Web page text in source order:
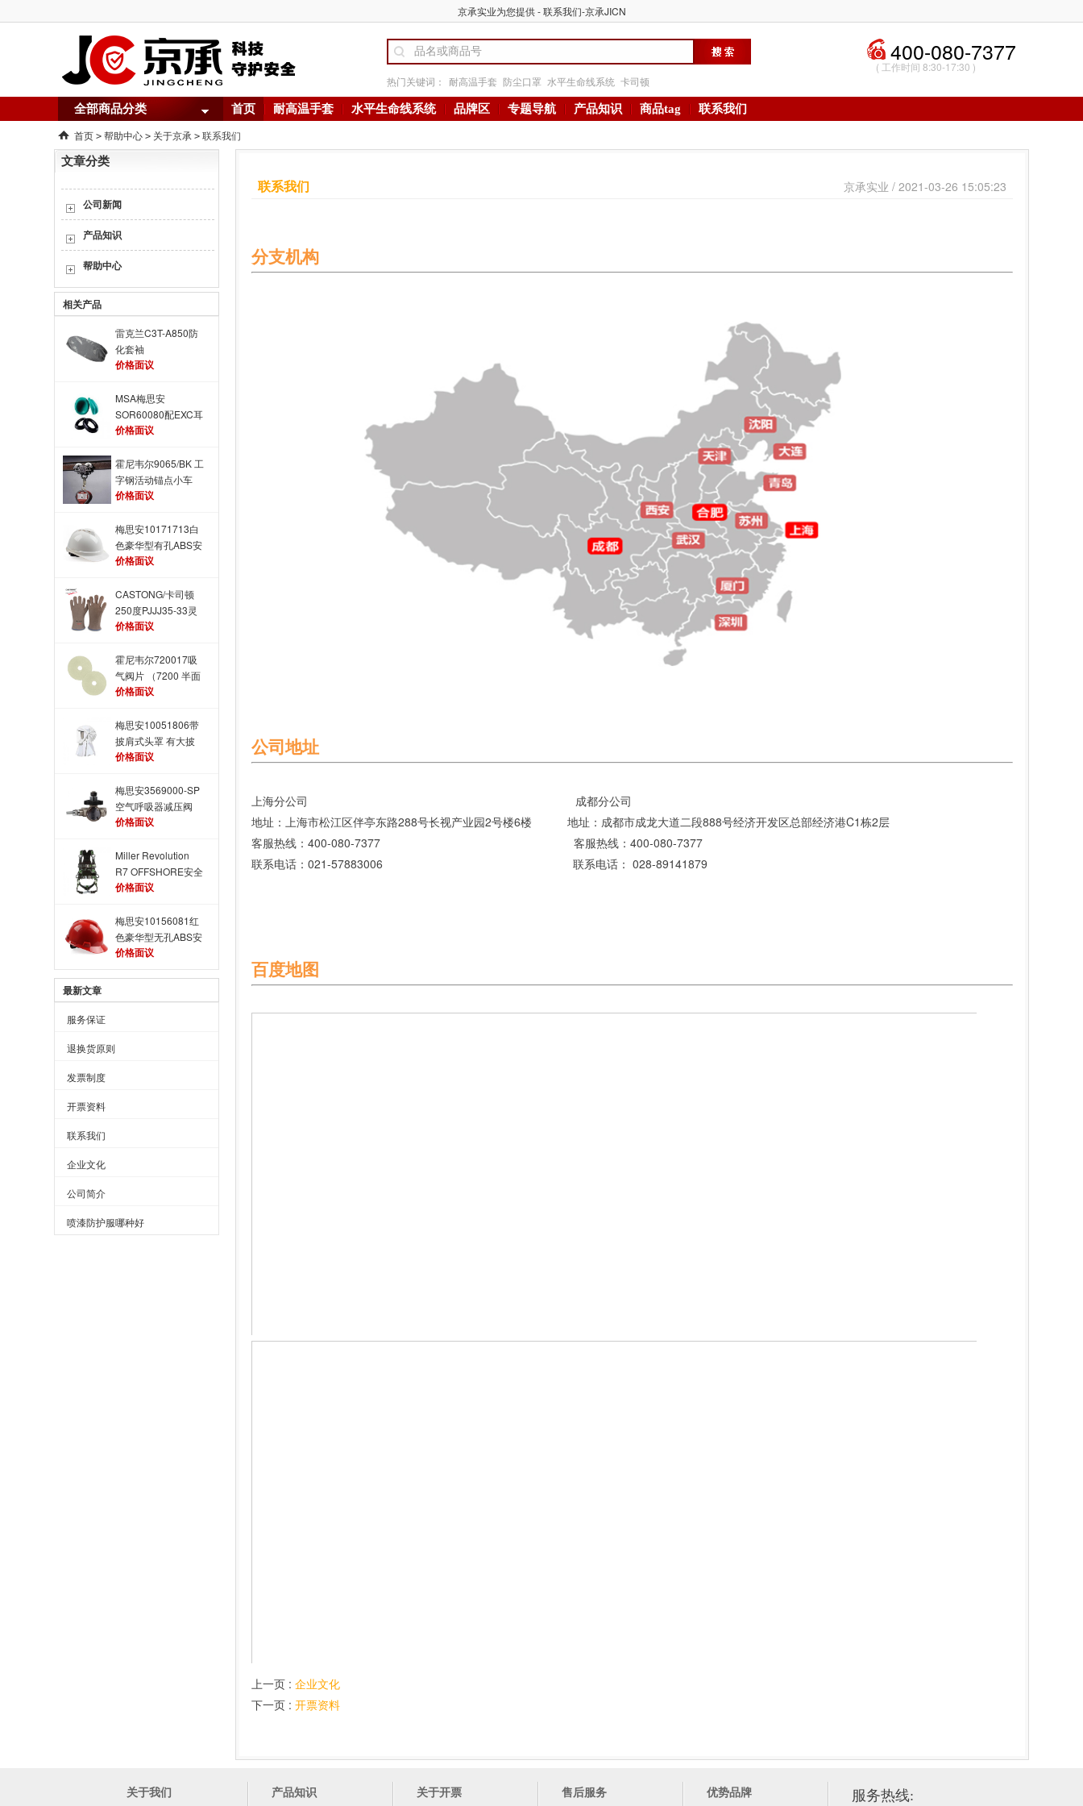
京承实业为您提供 - 联系我们-京承JICN
热门关键词： 耐高温手套 防尘口罩 水平生命线系统 卡司顿
400-080-7377
( 工作时间 8:30-17:30 )
全部商品分类 首页 耐高温手套 水平生命线系统 品牌区 专题导航 产品知识 商品tag 联系我们
首页 > 帮助中心 > 关于京承 > 联系我们
文章分类
公司新闻
产品知识
帮助中心
相关产品
雷克兰C3T-A850防
化套袖
价格面议
MSA梅思安
SOR60080配EXC耳
罩用维护包
价格面议
霍尼韦尔9065/BK 工
字钢活动锚点小车
价格面议
梅思安10171713白
色豪华型有孔ABS安
全帽
价格面议
CASTONG/卡司顿
250度PJJJ35-33灵
活型耐高温手套
价格面议
霍尼韦尔720017吸
气阀片 （7200 半面
罩配件）
价格面议
梅思安10051806带
披肩式头罩 有大披
肩 配呼吸管
价格面议
梅思安3569000-SP
空气呼吸器减压阀
价格面议
Miller Revolution
R7 OFFSHORE安全
带
价格面议
梅思安10156081红
色豪华型无孔ABS安
全帽
价格面议
最新文章
服务保证
退换货原则
发票制度
开票资料
联系我们
企业文化
公司简介
喷漆防护服哪种好
联系我们 京承实业 / 2021-03-26 15:05:23
分支机构
公司地址
上海分公司
成都分公司
地址：上海市松江区伴亭东路288号长视产业园2号楼6楼 地址： 成都市成龙大道二段888号经济开发区总部经济港C1栋2层
客服热线：400-080-7377 客服热线：400-080-7377
联系电话：021-57883006 联系电话： 028-89141879
百度地图
上一页 : 企业文化
下一页 : 开票资料
关于我们 产品知识 关于开票 售后服务 优势品牌 服务热线: